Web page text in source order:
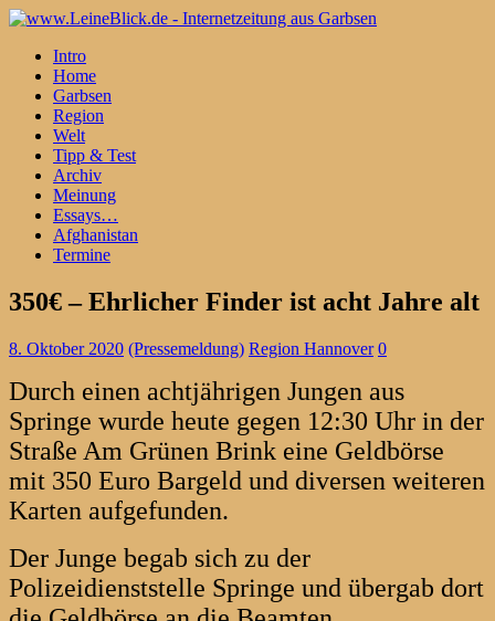
Intro
Home
Garbsen
Region
Welt
Tipp & Test
Archiv
Meinung
Essays…
Afghanistan
Termine
350€ – Ehrlicher Finder ist acht Jahre alt
8. Oktober 2020 (Pressemeldung) Region Hannover 0
Durch einen achtjährigen Jungen aus
Springe wurde heute gegen 12:30 Uhr in der
Straße Am Grünen Brink eine Geldbörse
mit 350 Euro Bargeld und diversen weiteren
Karten aufgefunden.
Der Junge begab sich zu der
Polizeidienststelle Springe und übergab dort